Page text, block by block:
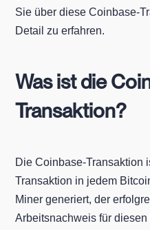
Sie über diese Coinbase-
Detail zu erfahren.
Was ist die
Transaktion?
Die Coinbase-Transaktion
Transaktion in jedem
Miner generiert, der
Arbeitsnachweis für